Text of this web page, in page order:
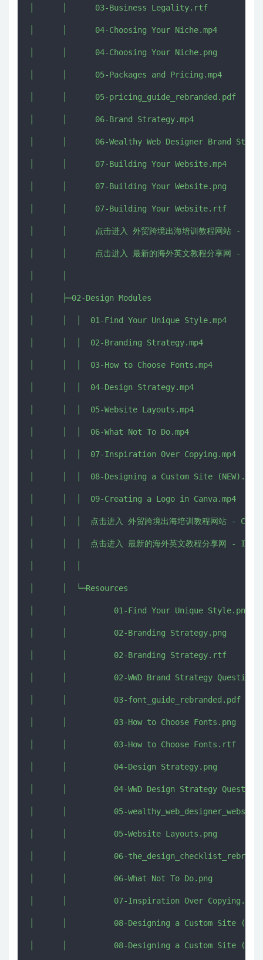
│      │      03-Business Legality.rtf
│      │      04-Choosing Your Niche.mp4
│      │      04-Choosing Your Niche.png
│      │      05-Packages and Pricing.mp4
│      │      05-pricing_guide_rebranded.pdf
│      │      06-Brand Strategy.mp4
│      │      06-Wealthy Web Designer Brand
│      │      07-Building Your Website.mp4
│      │      07-Building Your Website.png
│      │      07-Building Your Website.rtf
│      │      点击进入 外贸跨境出海培训教程网站 -
│      │      点击进入 最新的海外英文教程分享网 -
│      ├─02-Design Modules
│      │  │  01-Find Your Unique Style.mp4
│      │  │  02-Branding Strategy.mp4
│      │  │  03-How to Choose Fonts.mp4
│      │  │  04-Design Strategy.mp4
│      │  │  05-Website Layouts.mp4
│      │  │  06-What Not To Do.mp4
│      │  │  07-Inspiration Over Copying.mp4
│      │  │  08-Designing a Custom Site (NEW).mp4
│      │  │  09-Creating a Logo in Canva.mp4
│      │  │  点击进入 外贸跨境出海培训教程网站 -
│      │  │  点击进入 最新的海外英文教程分享网 -
│      │  └─Resources
│      │          01-Find Your Unique Style.png
│      │          02-Branding Strategy.png
│      │          02-Branding Strategy.rtf
│      │          02-WWD Brand Strategy
│      │          03-font_guide_rebranded.pdf
│      │          03-How to Choose Fonts.png
│      │          03-How to Choose Fonts.rtf
│      │          04-Design Strategy.png
│      │          04-WWD Design Strategy
│      │          05-
│      │          05-Website Layouts.png
│      │          06-
│      │          06-What Not To Do.png
│      │          07-Inspiration Over Copying.png
│      │          08-Designing a Custom Site
│      │          08-Designing a Custom Site